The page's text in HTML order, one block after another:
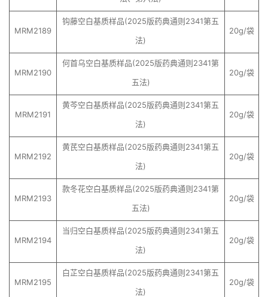
MRM2189
钩藤空白基质样品(2025版药典通则2341第五
法)
20g/袋
MRM2190
何首乌空白基质样品(2025版药典通则2341第
五法)
20g/袋
MRM2191
黄芩空白基质样品(2025版药典通则2341第五
法)
20g/袋
MRM2192
黄芪空白基质样品(2025版药典通则2341第五
法)
20g/袋
MRM2193
款冬花空白基质样品(2025版药典通则2341第
五法)
20g/袋
MRM2194
当归空白基质样品(2025版药典通则2341第五
法)
20g/袋
MRM2195
白芷空白基质样品(2025版药典通则2341第五
法)
20g/袋